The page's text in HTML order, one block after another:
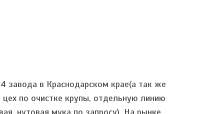
в Краснодарском крае(а так же
по очистке крупы, отдельную линию